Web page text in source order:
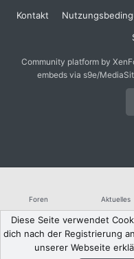
Kontakt
Community platform by
embeds via s9e/
Foren Aktuelles
Diese Seite verwendet
dich nach der Registrierung
unserer Webseite